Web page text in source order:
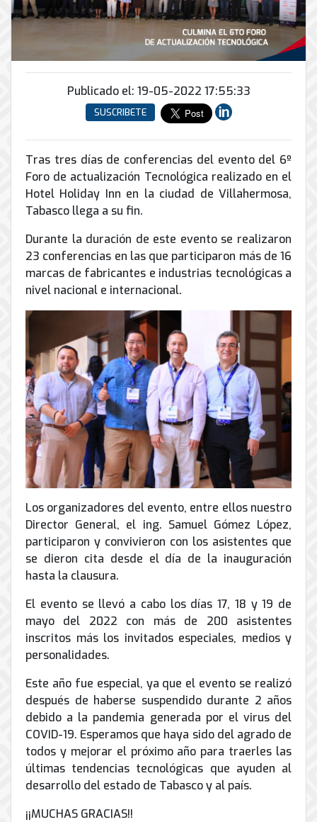
INFRAESTRUCTURA
Soporte
informático
CONTPAQi
Hiperconvergencia
Soporte
de
Electrónico
conmutadores
IP
Inalámbricos
de
Torres
Arriostradas
para
videoconferencias
Renta
de
de
y
peatonal
y
Energía
y
UPS
Tierra
física
y
pararrayos
Conector
de
envío
Antispam
Ciberseguridad
la
nube
Servicios
de
Computo
Almacenamiento
Publicado el: 19-05-2022 17:55:33
SUSCRIBETE
Tras tres días de conferencias del evento del 6º
Foro de actualización Tecnológica realizado en el
Hotel Holiday Inn en la ciudad de Villahermosa,
Tabasco llega a su fin.
Durante la duración de este evento se realizaron
23 conferencias en las que participaron más de 16
marcas de fabricantes e industrias tecnológicas a
nivel nacional e internacional.
Los organizadores del evento, entre ellos nuestro
Director General, el ing. Samuel Gómez López,
participaron y convivieron con los asistentes que
se dieron cita desde el día de la inauguración
hasta la clausura.
El evento se llevó a cabo los días 17, 18 y 19 de
mayo del 2022 con más de 200 asistentes
inscritos más los invitados especiales, medios y
personalidades.
Este año fue especial, ya que el evento se realizó
después de haberse suspendido durante 2 años
debido a la pandemia generada por el virus del
COVID-19. Esperamos que haya sido del agrado de
todos y mejorar el próximo año para traerles las
últimas tendencias tecnológicas que ayuden al
desarrollo del estado de Tabasco y al país.
¡¡MUCHAS GRACIAS!!